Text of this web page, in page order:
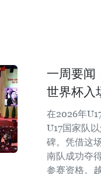
一周要闻
世界杯入
在2026年
U17国家队
碑。凭借这
南队成功夺
参赛资格。